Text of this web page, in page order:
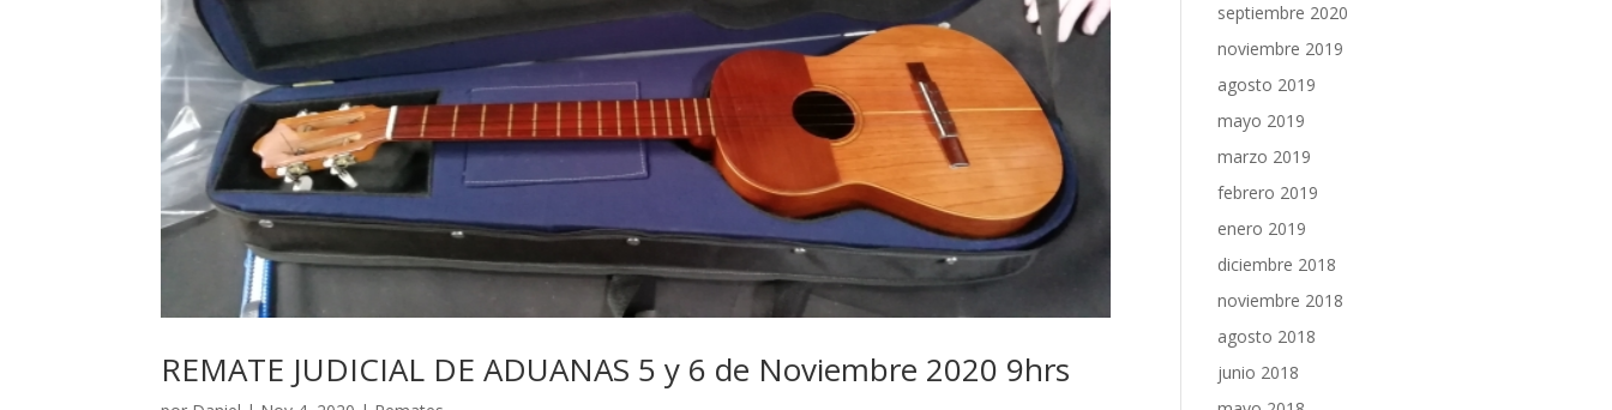
REMATE JUDICIAL DE ADUANAS 5 y 6 de Noviembre 2020 9hrs
septiembre 2020
noviembre 2019
agosto 2019
mayo 2019
marzo 2019
febrero 2019
enero 2019
diciembre 2018
noviembre 2018
agosto 2018
junio 2018